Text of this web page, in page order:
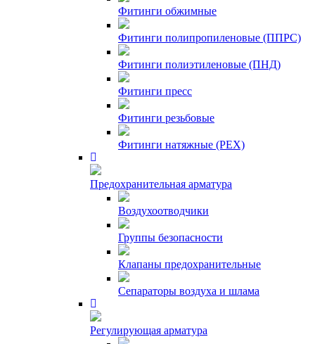
Фитинги обжимные
Фитинги полипропиленовые (ППРС)
Фитинги полиэтиленовые (ПНД)
Фитинги пресс
Фитинги резьбовые
Фитинги натяжные (PEX)
Предохранительная арматура
Воздухоотводчики
Группы безопасности
Клапаны предохранительные
Сепараторы воздуха и шлама
Регулирующая арматура